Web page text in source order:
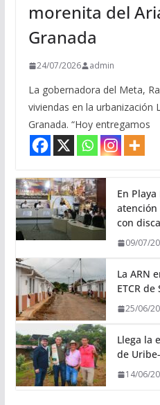
morenita del
Granada
24/07/2026 admin
La gobernadora del Meta,
viviendas en la urbanización
Granada. “Hoy entregamos
En
atención
con
09/07/
La ARN
ETCR
25/06/
Llega la
de
14/06/